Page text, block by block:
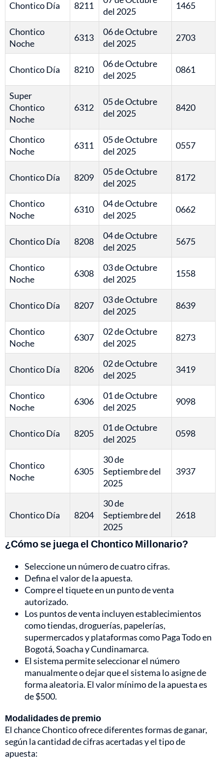
Chontico Día 8211
del 2025
1465
Chontico
Noche
6313
06 de Octubre
del 2025
2703
Chontico Día 8210
06 de Octubre
del 2025
0861
Super
Chontico
Noche
6312
05 de Octubre
del 2025
8420
Chontico
Noche
6311
05 de Octubre
del 2025
0557
Chontico Día 8209
05 de Octubre
del 2025
8172
Chontico
Noche
6310
04 de Octubre
del 2025
0662
Chontico Día 8208
04 de Octubre
del 2025
5675
Chontico
Noche
6308
03 de Octubre
del 2025
1558
Chontico Día 8207
03 de Octubre
del 2025
8639
Chontico
Noche
6307
02 de Octubre
del 2025
8273
Chontico Día 8206
02 de Octubre
del 2025
3419
Chontico
Noche
6306
01 de Octubre
del 2025
9098
Chontico Día 8205
01 de Octubre
del 2025
0598
Chontico
Noche
6305
30 de
Septiembre del
2025
3937
Chontico Día 8204
30 de
Septiembre del
2025
2618
¿Cómo se juega el Chontico Millonario?
Seleccione un número de cuatro cifras.
Defina el valor de la apuesta.
Compre el tiquete en un punto de venta
autorizado.
Los puntos de venta incluyen establecimientos
como tiendas, droguerías, papelerías,
supermercados y plataformas como Paga Todo en
Bogotá, Soacha y Cundinamarca.
El sistema permite seleccionar el número
manualmente o dejar que el sistema lo asigne de
forma aleatoria. El valor mínimo de la apuesta es
de $500.
Modalidades de premio
El chance Chontico ofrece diferentes formas de ganar,
según la cantidad de cifras acertadas y el tipo de
apuesta: